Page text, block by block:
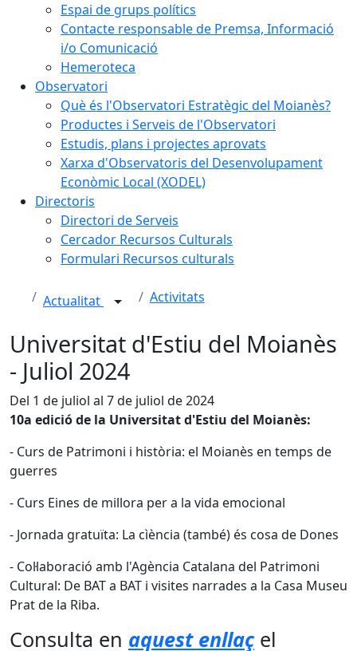
Espai de grups polítics
Contacte responsable de Premsa, Informació
i/o Comunicació
Hemeroteca
Observatori
Què és l'Observatori Estratègic del Moianès?
Productes i Serveis de l'Observatori
Estudis, plans i projectes aprovats
Xarxa d'Observatoris del Desenvolupament
Econòmic Local (XODEL)
Directoris
Directori de Serveis
Cercador Recursos Culturals
Formulari Recursos culturals
Actualitat Activitats
Universitat d'Estiu del Moianès
- Juliol 2024
Del 1 de juliol al 7 de juliol de 2024
10a edició de la Universitat d'Estiu del Moianès:
- Curs de Patrimoni i història: el Moianès en temps de
guerres
- Curs Eines de millora per a la vida emocional
- Jornada gratuïta: La cìència (també) és cosa de Dones
- Col·laboració amb l'Agència Catalana del Patrimoni
Cultural: De BAT a BAT i visites narrades a la Casa Museu
Prat de la Riba.
Consulta en aquest enllaçel